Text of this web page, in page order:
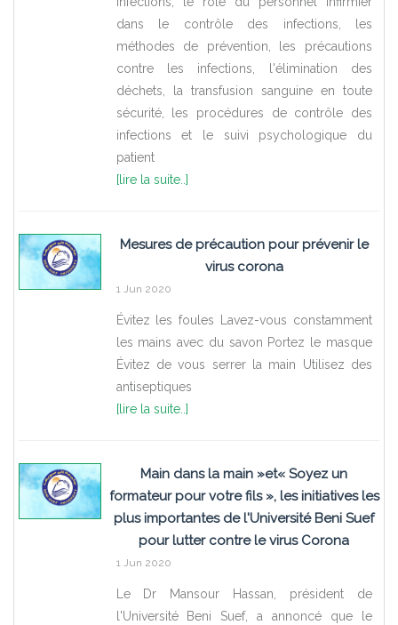
dans le contrôle des infections, les
méthodes de prévention, les précautions
contre les infections, l'élimination des
déchets, la transfusion sanguine en toute
sécurité, les procédures de contrôle des
infections et le suivi psychologique du
patient
[lire la suite..]
Mesures de précaution pour prévenir le
virus corona
1 Jun 2020
Évitez les foules Lavez-vous constamment
les mains avec du savon Portez le masque
Évitez de vous serrer la main Utilisez des
antiseptiques
[lire la suite..]
Main dans la main »et« Soyez un
formateur pour votre fils », les initiatives les
plus importantes de l'Université Beni Suef
pour lutter contre le virus Corona
1 Jun 2020
Le Dr Mansour Hassan, président de
l'Université Beni Suef, a annoncé que le